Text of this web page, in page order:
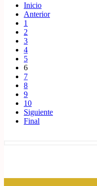
Inicio
Anterior
1
2
3
4
5
6
7
8
9
10
Siguiente
Final